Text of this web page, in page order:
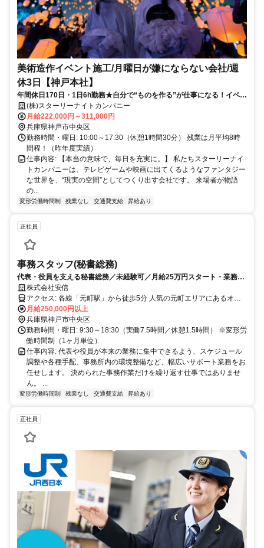
美術造作イベント施工/月曜日が嫌にならない会社/週
休3日【神戸本社】
年間休日170日・1日6h勤務★自分で“ものを作る”が仕事になる！イベン
ト造作の施工スタッフ募集
(株)スターリーナイトカンパニー
月給222,000円～311,000円
兵庫県神戸市中央区
勤務時間・曜日: 10:00～17:30（休憩1時間30分） 残業は月平均8時
間程！（昨年度実績）
仕事内容: 【本当の意味で、毎日を充実に。】 私たちスターリーナイ
トカンパニーは、テレビゲームや映画に出てくるようなファンタジー
な世界を、“現実の空間”としてつくり出す会社です。 来場者が物語
の...
変形労働時間制 残業なし 交通費支給 昇給あり
正社員
事務スタッフ(秘書総務)
代表・役員を支える秘書総務／未経験可／月給25万円スタート・業務習
得後5％昇給／賞与年3回／自社ジム・接骨院無料／元町駅徒歩5分・転
勤なし
株式会社安信
アクセス: 各線「元町駅」から徒歩5分 人気の元町エリアにあるオフ
ィスです。周辺には飲食店やカフェも充実しています。 ※転勤はあ
りません。 ※原則としてオフィス勤務となり、リモートワークはあ
りません。
月給250,000円以上
兵庫県神戸市中央区
勤務時間・曜日: 9:30～18:30（実働7.5時間／休憩1.5時間） ※変形労
働時間制（1ヶ月単位）
仕事内容: 代表や役員が本来の業務に集中できるよう、スケジュール
調整や各種手配、事務所内の環境整備など、幅広いサポート業務をお
任せします。 決められた事務作業だけを繰り返す仕事ではありませ
ん。 ...
変形労働時間制 残業なし 交通費支給 昇給あり
正社員